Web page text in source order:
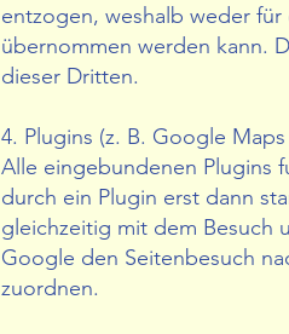
entzogen, weshalb weder
übernommen werden kann.
dieser Dritten.
4. Plugins (z. B. Google
Alle eingebundenen Plugins
durch ein Plugin erst dann
gleichzeitig mit dem Besuch
Google den Seitenbesuch
zuordnen.